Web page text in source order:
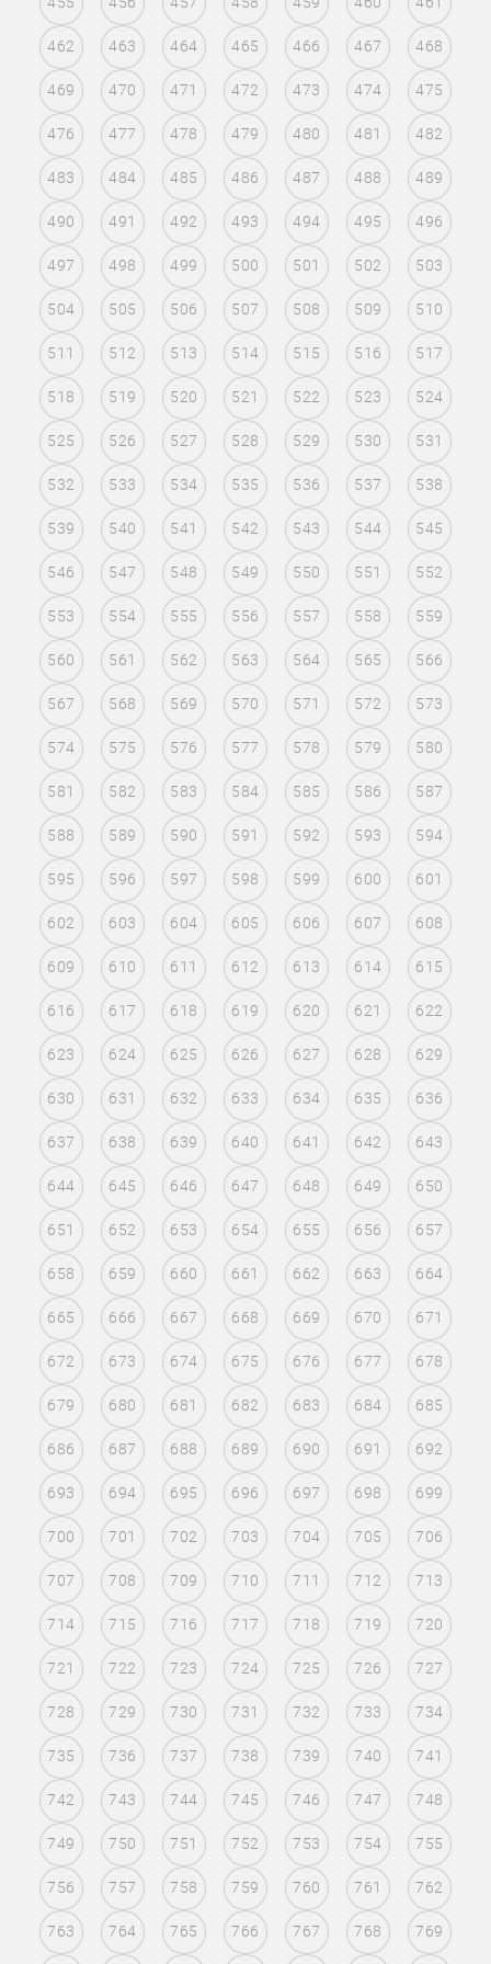
462 463 464 465 466 467 468
469 470 471 472 473 474 475
476 477 478 479 480 481 482
483 484 485 486 487 488 489
490 491 492 493 494 495 496
497 498 499 500 501 502 503
504 505 506 507 508 509 510
511 512 513 514 515 516 517
518 519 520 521 522 523 524
525 526 527 528 529 530 531
532 533 534 535 536 537 538
539 540 541 542 543 544 545
546 547 548 549 550 551 552
553 554 555 556 557 558 559
560 561 562 563 564 565 566
567 568 569 570 571 572 573
574 575 576 577 578 579 580
581 582 583 584 585 586 587
588 589 590 591 592 593 594
595 596 597 598 599 600 601
602 603 604 605 606 607 608
609 610 611 612 613 614 615
616 617 618 619 620 621 622
623 624 625 626 627 628 629
630 631 632 633 634 635 636
637 638 639 640 641 642 643
644 645 646 647 648 649 650
651 652 653 654 655 656 657
658 659 660 661 662 663 664
665 666 667 668 669 670 671
672 673 674 675 676 677 678
679 680 681 682 683 684 685
686 687 688 689 690 691 692
693 694 695 696 697 698 699
700 701 702 703 704 705 706
707 708 709 710 711 712 713
714 715 716 717 718 719 720
721 722 723 724 725 726 727
728 729 730 731 732 733 734
735 736 737 738 739 740 741
742 743 744 745 746 747 748
749 750 751 752 753 754 755
756 757 758 759 760 761 762
763 764 765 766 767 768 769